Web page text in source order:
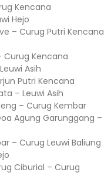
Kencana
Hejo
– Curug Putri Kencana
Curug Kencana
Asih
Putri Kencana
– Leuwi Asih
– Curug Kembar
Agung Garunggang –
– Curug Leuwi Baliung
Ciburial – Curug